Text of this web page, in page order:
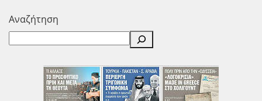
Αναζήτηση